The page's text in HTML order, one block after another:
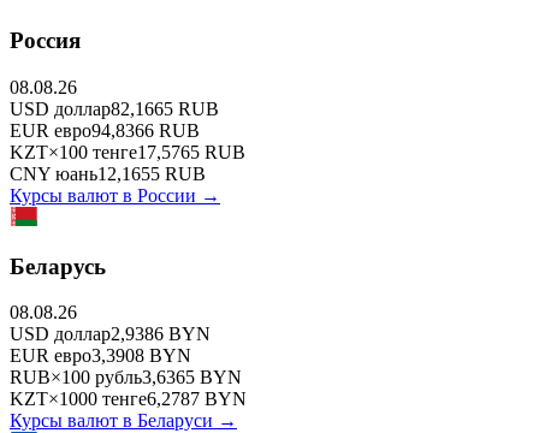
Россия
08.08.26
USD доллар82,1665 RUB
EUR евро94,8366 RUB
KZT×100 тенге17,5765 RUB
CNY юань12,1655 RUB
Курсы валют в России →
Беларусь
08.08.26
USD доллар2,9386 BYN
EUR евро3,3908 BYN
RUB×100 рубль3,6365 BYN
KZT×1000 тенге6,2787 BYN
Курсы валют в Беларуси →